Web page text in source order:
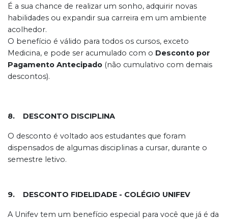
É a sua chance de realizar um sonho, adquirir novas
habilidades ou expandir sua carreira em um ambiente
acolhedor.
O benefício é válido para todos os cursos, exceto
Medicina, e pode ser acumulado com o Desconto por
Pagamento Antecipado (não cumulativo com demais
descontos).
8. DESCONTO DISCIPLINA
O desconto é voltado aos estudantes que foram
dispensados de algumas disciplinas a cursar, durante o
semestre letivo.
9. DESCONTO FIDELIDADE - COLÉGIO UNIFEV
A Unifev tem um benefício especial para você que já é da